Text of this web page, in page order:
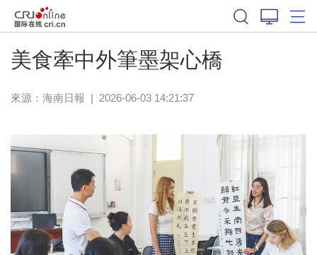
美食牽中外筆墨架心橋
來源： 海南日報 | 2026-06-03 14:21:37